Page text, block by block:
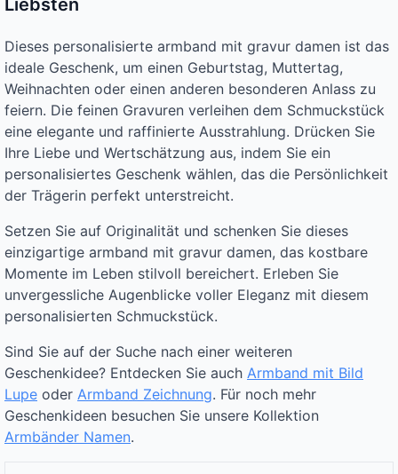
Liebsten
Dieses personalisierte armband mit gravur damen ist das
ideale Geschenk, um einen Geburtstag, Muttertag,
Weihnachten oder einen anderen besonderen Anlass zu
feiern. Die feinen Gravuren verleihen dem Schmuckstück
eine elegante und raffinierte Ausstrahlung. Drücken Sie
Ihre Liebe und Wertschätzung aus, indem Sie ein
personalisiertes Geschenk wählen, das die Persönlichkeit
der Trägerin perfekt unterstreicht.
Setzen Sie auf Originalität und schenken Sie dieses
einzigartige armband mit gravur damen, das kostbare
Momente im Leben stilvoll bereichert. Erleben Sie
unvergessliche Augenblicke voller Eleganz mit diesem
personalisierten Schmuckstück.
Sind Sie auf der Suche nach einer weiteren
Geschenkidee? Entdecken Sie auch Armband mit Bild
Lupe oder Armband Zeichnung. Für noch mehr
Geschenkideen besuchen Sie unsere Kollektion
Armbänder Namen.